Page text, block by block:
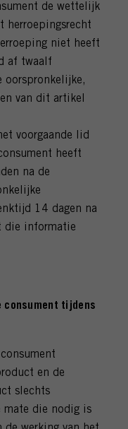
de wettelijk
herroepingsrecht
niet heeft
af twaalf
oorspronkelijke,
van dit artikel
voorgaande lid
heeft
na de
14 dagen na
die informatie
consument tijdens
en de
slechts
die nodig is